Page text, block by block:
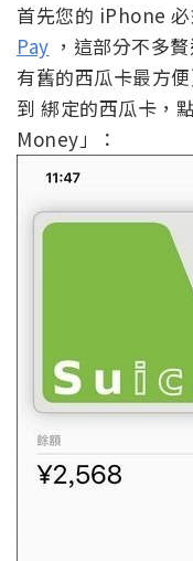
首先您的 iPhone
Pay ，這部分不多
有舊的西瓜卡最方
到 綁定的西瓜卡，
Money」：